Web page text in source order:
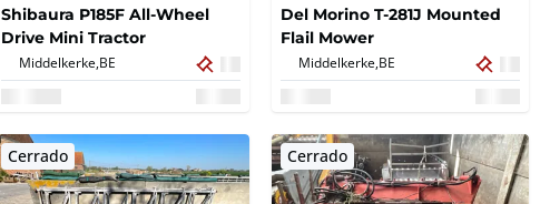
Shibaura P185F All-Wheel
Drive Mini Tractor
Middelkerke, BE
Del Morino T-281J Mounted
Flail Mower
Middelkerke, BE
Cerrado Cerrado